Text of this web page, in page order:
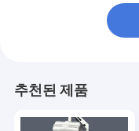
추천된 제품